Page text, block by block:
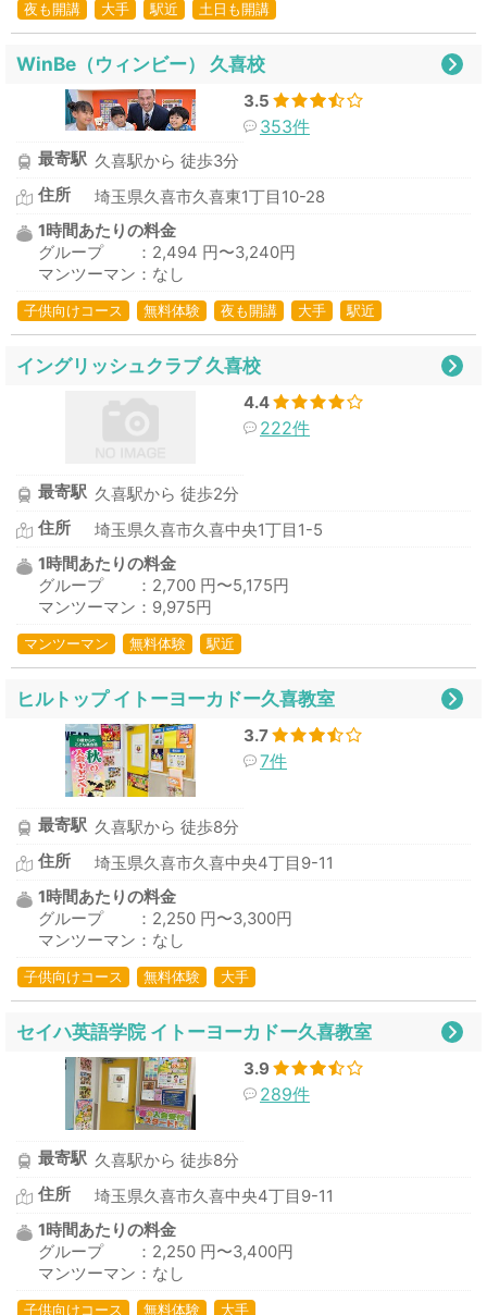
夜も開講
大手 駅近 土日も開講
WinBe（ウィンビー） 久喜校
3.5
353件
最寄駅 久喜駅から 徒歩3分
住所
埼玉県久喜市久喜東1丁目10-28
1時間あたりの料金
グループ ：2,494 円〜3,240円
マンツーマン：なし
子供向けコース 無料体験 夜も開講 大手 駅近
イングリッシュクラブ 久喜校
4.4
222件
最寄駅 久喜駅から 徒歩2分
住所
埼玉県久喜市久喜中央1丁目1-5
1時間あたりの料金
グループ ：2,700 円〜5,175円
マンツーマン：9,975円
マンツーマン 無料体験 駅近
ヒルトップ イトーヨーカドー久喜教室
3.7
7件
最寄駅 久喜駅から 徒歩8分
住所
埼玉県久喜市久喜中央4丁目9-11
1時間あたりの料金
グループ ：2,250 円〜3,300円
マンツーマン：なし
子供向けコース 無料体験 大手
セイハ英語学院 イトーヨーカドー久喜教室
3.9
289件
最寄駅 久喜駅から 徒歩8分
住所
埼玉県久喜市久喜中央4丁目9-11
1時間あたりの料金
グループ ：2,250 円〜3,400円
マンツーマン：なし
子供向けコース 無料体験 大手